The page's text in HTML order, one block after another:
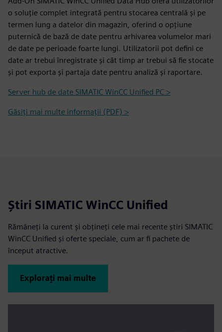
o soluție complet integrată pentru stocarea centrală și pe
termen lung a datelor din magazin, oferind o opțiune
puternică de bază de date pentru arhivarea volumelor mari
de date pe perioade foarte lungi. Utilizatorii pot defini ce
date ar trebui înregistrate și cât timp ar trebui să fie stocate
și pot exporta și partaja date pentru analiză și raportare.
Server hub de date SIMATIC WinCC Unified PC >
Găsiți mai multe informații (PDF) >
Știri SIMATIC WinCC Unified
Rămâneți la curent și obțineți cele mai recente știri SIMATIC
WinCC Unified și oferte speciale, cum ar fi pachete de
început atractive.
Explorați mai multe